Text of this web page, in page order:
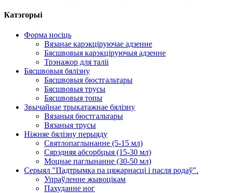
Катэгорыі
Форма носіць
Вязанае карэкціруючае адзенне
Бясшвовыя карэкціруючыя адзенне
Трэнажор для таліі
Бясшвовыя бялізну
Бясшвовыя бюстгальтары
Бясшвовыя трусы
Бясшвовыя топы
Звычайнае трыкатажнае бялізну
Вязаныя бюстгальтары
Вязаныя трусы
Ніжняе бялізну перыяду
Святлопаглынанне (5-15 мл)
Сярэдняя абсорбцыя (15-30 мл)
Моцнае паглынанне (30-50 мл)
Серыял "Падтрымка па цяжарнасці і пасля родаў".
Упраўленне жывоцікам
Пахуданне ног